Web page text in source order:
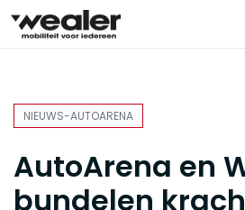
NIEUWS-AUTOARENA
AutoArena en
bundelen